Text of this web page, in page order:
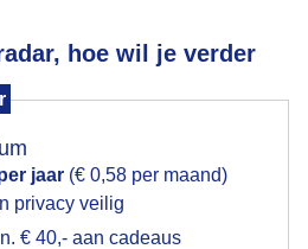
hoe wil je verder
jaar (€ 0,58 per maand)
privacy veilig
€ 40,- aan cadeaus
gebruiken voor het
akkoord op hebt gegeven,